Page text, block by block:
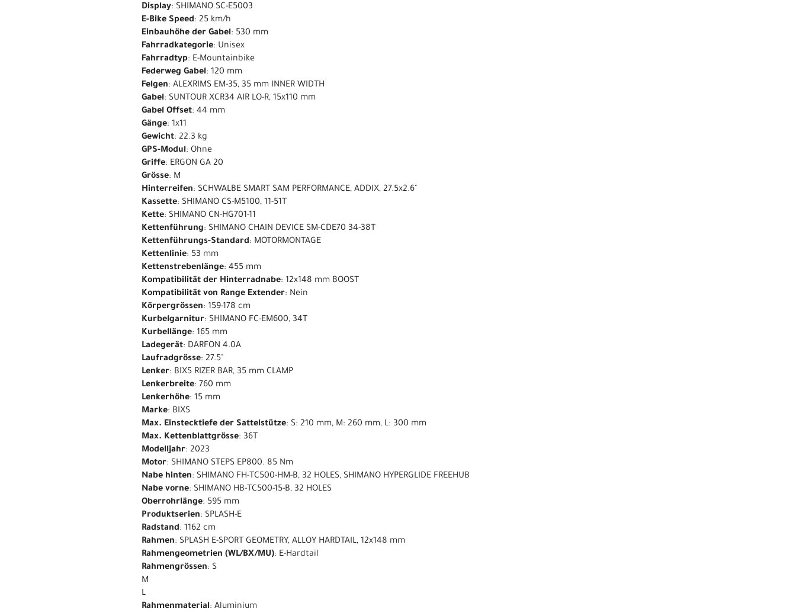
Display: SHIMANO SC-E5003
E-Bike Speed: 25 km/h
Einbauhöhe der Gabel: 530 mm
Fahrradkategorie: Unisex
Fahrradtyp: E-Mountainbike
Federweg Gabel: 120 mm
Felgen: ALEXRIMS EM-35, 35 mm INNER WIDTH
Gabel: SUNTOUR XCR34 AIR LO-R, 15x110 mm
Gabel Offset: 44 mm
Gänge: 1x11
Gewicht: 22.3 kg
GPS-Modul: Ohne
Griffe: ERGON GA 20
Grösse: M
Hinterreifen: SCHWALBE SMART SAM PERFORMANCE, ADDIX, 27.5x2.6"
Kassette: SHIMANO CS-M5100, 11-51T
Kette: SHIMANO CN-HG701-11
Kettenführung: SHIMANO CHAIN DEVICE SM-CDE70 34-38T
Kettenführungs-Standard: MOTORMONTAGE
Kettenlinie: 53 mm
Kettenstrebenlänge: 455 mm
Kompatibilität der Hinterradnabe: 12x148 mm BOOST
Kompatibilität von Range Extender: Nein
Körpergrössen: 159-178 cm
Kurbelgarnitur: SHIMANO FC-EM600, 34T
Kurbellänge: 165 mm
Ladegerät: DARFON 4.0A
Laufradgrösse: 27.5"
Lenker: BIXS RIZER BAR, 35 mm CLAMP
Lenkerbreite: 760 mm
Lenkerhöhe: 15 mm
Marke: BIXS
Max. Einstecktiefe der Sattelstütze: S: 210 mm, M: 260 mm, L: 300 mm
Max. Kettenblattgrösse: 36T
Modelljahr: 2023
Motor: SHIMANO STEPS EP800. 85 Nm
Nabe hinten: SHIMANO FH-TC500-HM-B, 32 HOLES, SHIMANO HYPERGLIDE FREEHUB
Nabe vorne: SHIMANO HB-TC500-15-B, 32 HOLES
Oberrohrlänge: 595 mm
Produktserien: SPLASH-E
Radstand: 1162 cm
Rahmen: SPLASH E-SPORT GEOMETRY, ALLOY HARDTAIL, 12x148 mm
Rahmengeometrien (WL/BX/MU): E-Hardtail
Rahmengrössen: S
M
L
Rahmenmaterial: Aluminium